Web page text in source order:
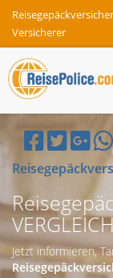
Versicherer
Jetzt informieren,